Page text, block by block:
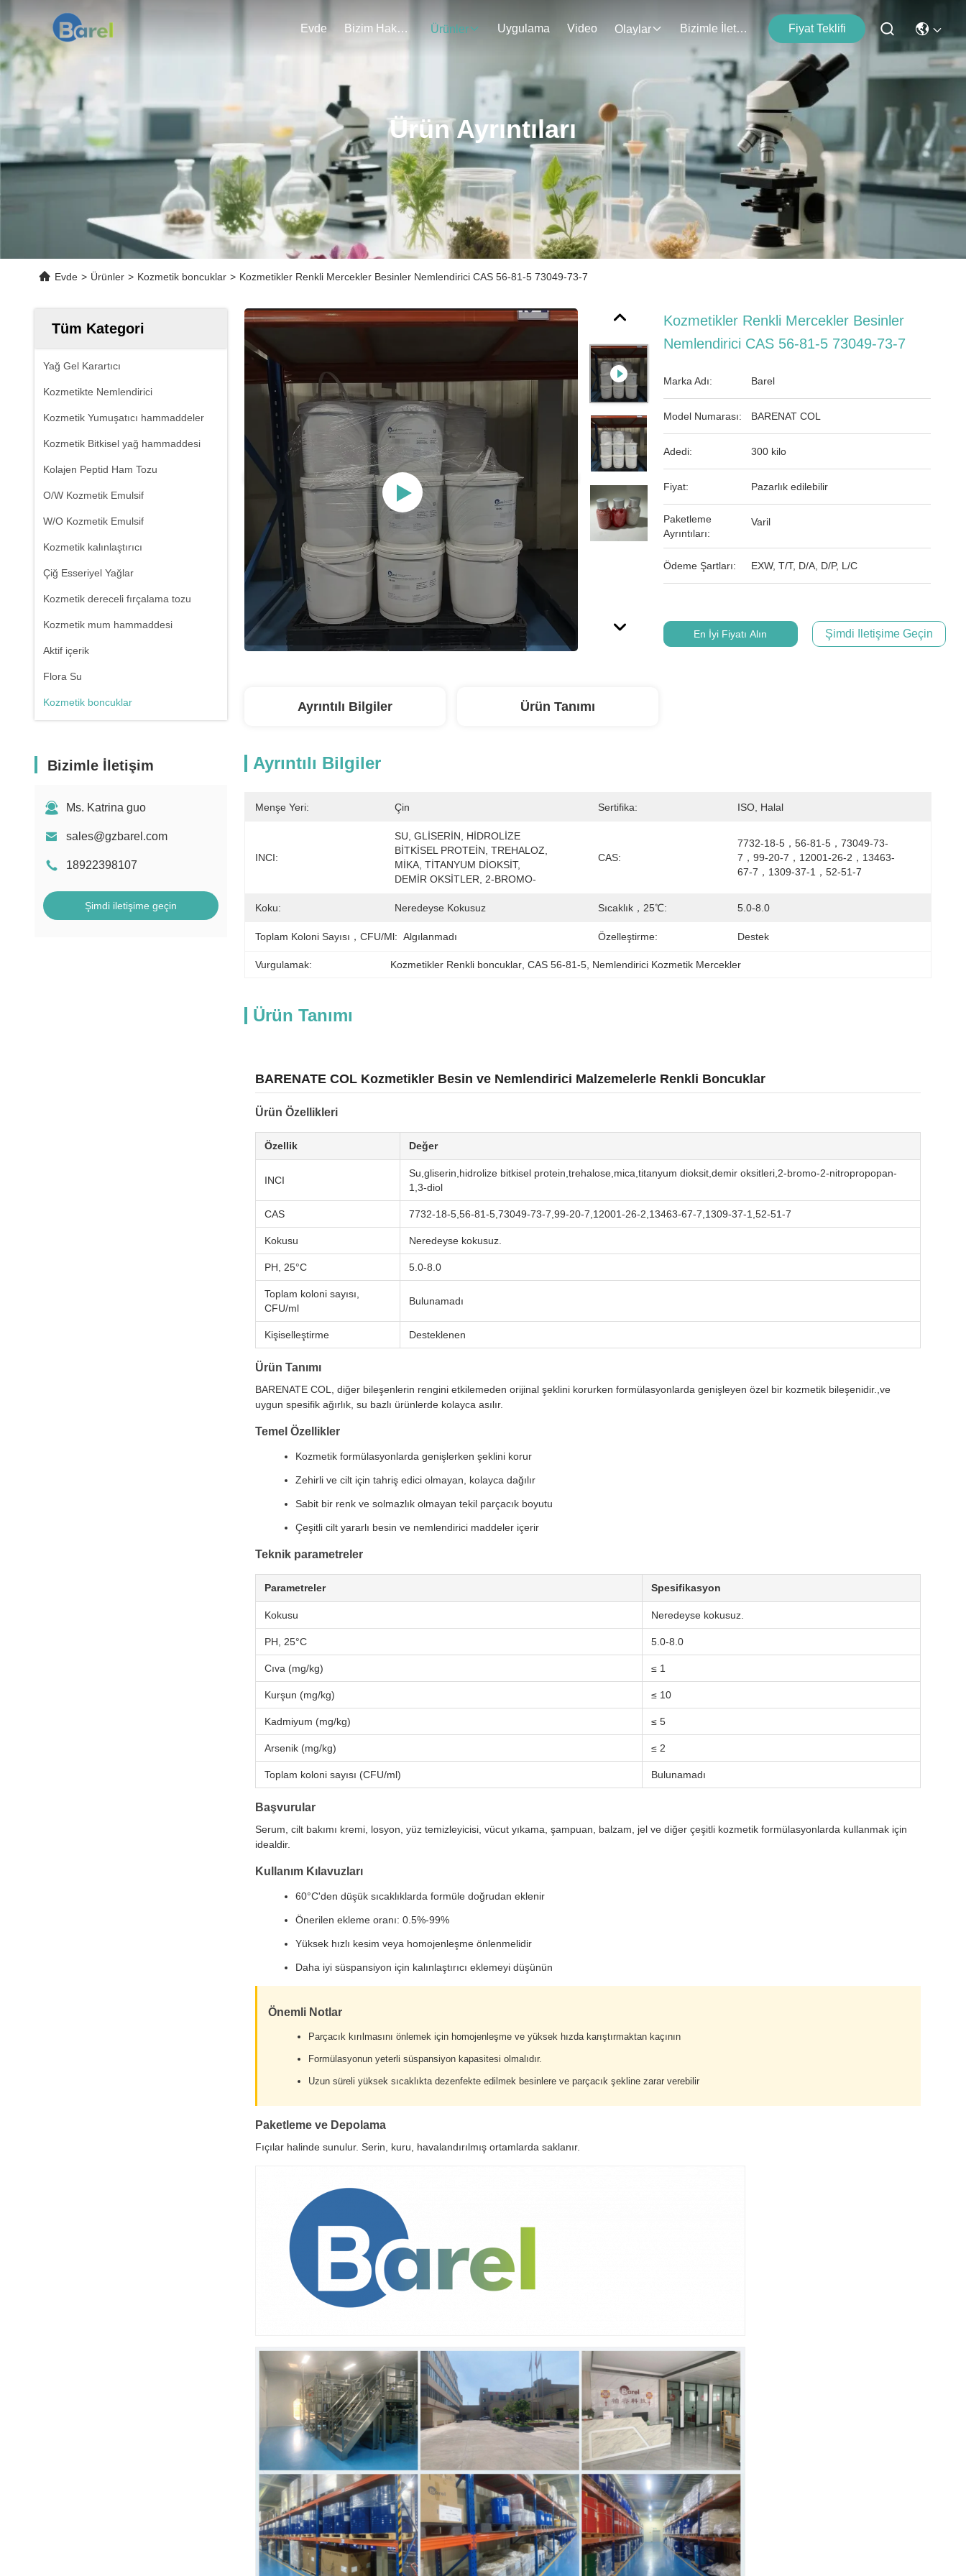
Evde Bizim Hakkımızda Ürünler Uygulama Video Olaylar Bizimle İletişim Fiyat Teklifi
Ürün Ayrıntıları
Evde > Ürünler > Kozmetik boncuklar > Kozmetikler Renkli Mercekler Besinler Nemlendirici CAS 56-81-5 73049-73-7
Tüm Kategori
Yağ Gel Karartıcı
Kozmetikte Nemlendirici
Kozmetik Yumuşatıcı hammaddeler
Kozmetik Bitkisel yağ hammaddesi
Kolajen Peptid Ham Tozu
O/W Kozmetik Emulsif
W/O Kozmetik Emulsif
Kozmetik kalınlaştırıcı
Çiğ Esseriyel Yağlar
Kozmetik dereceli fırçalama tozu
Kozmetik mum hammaddesi
Aktif içerik
Flora Su
Kozmetik boncuklar
Bizimle İletişim
Ms. Katrina guo
sales@gzbarel.com
18922398107
Şimdi iletişime geçin
Kozmetikler Renkli Mercekler Besinler
Nemlendirici CAS 56-81-5 73049-73-7
Marka Adı: Barel
Model Numarası: BARENAT COL
Adedi: 300 kilo
Fiyat: Pazarlık edilebilir
Paketleme
Ayrıntıları:
Varil
Ödeme Şartları: EXW, T/T, D/A, D/P, L/C
En İyi Fiyatı Alın Şimdi Iletişime Geçin
Ayrıntılı Bilgiler Ürün Tanımı
Ayrıntılı Bilgiler
Menşe Yeri: Çin Sertifika: ISO, Halal
INCI:
SU, GLİSERİN, HİDROLİZE
BİTKİSEL PROTEİN, TREHALOZ,
MİKA, TİTANYUM DİOKSİT,
DEMİR OKSİTLER, 2-BROMO-
CAS:
7732-18-5，56-81-5，73049-73-
7，99-20-7，12001-26-2，13463-
67-7，1309-37-1，52-51-7
Koku: Neredeyse Kokusuz Sıcaklık，25℃: 5.0-8.0
Toplam Koloni Sayısı，CFU/ml: Algılanmadı Özelleştirme: Destek
Vurgulamak: Kozmetikler Renkli boncuklar , CAS 56-81-5 Nemlendirici Kozmetik Mercekler
Ürün Tanımı
BARENATE COL Kozmetikler Besin ve Nemlendirici Malzemelerle Renkli Boncuklar
Ürün Özellikleri
Özellik Değer
INCI
Su,gliserin,hidrolize bitkisel protein,trehalose,mica,titanyum dioksit,demir oksitleri,2-bromo-2-nitropropopan-
1,3-diol
CAS 7732-18-5,56-81-5,73049-73-7,99-20-7,12001-26-2,13463-67-7,1309-37-1,52-51-7
Kokusu Neredeyse kokusuz.
PH, 25°C 5.0-8.0
Toplam koloni sayısı,
CFU/ml
Bulunamadı
Kişiselleştirme Desteklenen
Ürün Tanımı
BARENATE COL, diğer bileşenlerin rengini etkilemeden orijinal şeklini korurken formülasyonlarda genişleyen özel bir kozmetik bileşenidir.,ve
uygun spesifik ağırlık, su bazlı ürünlerde kolayca asılır.
Temel Özellikler
Kozmetik formülasyonlarda genişlerken şeklini korur
Zehirli ve cilt için tahriş edici olmayan, kolayca dağılır
Sabit bir renk ve solmazlık olmayan tekil parçacık boyutu
Çeşitli cilt yararlı besin ve nemlendirici maddeler içerir
Teknik parametreler
Parametreler Spesifikasyon
Kokusu Neredeyse kokusuz.
PH, 25°C 5.0-8.0
Cıva (mg/kg) ≤ 1
Kurşun (mg/kg) ≤ 10
Kadmiyum (mg/kg) ≤ 5
Arsenik (mg/kg) ≤ 2
Toplam koloni sayısı (CFU/ml) Bulunamadı
Başvurular
Serum, cilt bakımı kremi, losyon, yüz temizleyicisi, vücut yıkama, şampuan, balzam, jel ve diğer çeşitli kozmetik formülasyonlarda kullanmak için
idealdir.
Kullanım Kılavuzları
60°C'den düşük sıcaklıklarda formüle doğrudan eklenir
Önerilen ekleme oranı: 0.5%-99%
Yüksek hızlı kesim veya homojenleşme önlenmelidir
Daha iyi süspansiyon için kalınlaştırıcı eklemeyi düşünün
Önemli Notlar
Parçacık kırılmasını önlemek için homojenleşme ve yüksek hızda karıştırmaktan kaçının
Formülasyonun yeterli süspansiyon kapasitesi olmalıdır.
Uzun süreli yüksek sıcaklıkta dezenfekte edilmek besinlere ve parçacık şekline zarar verebilir
Paketleme ve Depolama
Fıçılar halinde sunulur. Serin, kuru, havalandırılmış ortamlarda saklanır.